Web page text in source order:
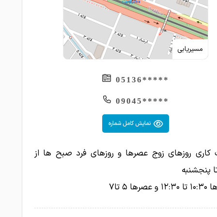
بسیار مهربان و خوشبرخورد و با وجدان هستند .
بیماری توضیح میدهند و پیگیر هستند.
فرزندم عفونت ادراری داشت که الحمدلله خوب
خیلی خوب و باتجربه ، داروی الکی و اضافی به
بهترین طبابت برای فرزندم که مدتها بود با
سلام دکتر خیلی خوبیه ما با اولین ویزیت نتیجه
تشخیص میده
1402-06-06
مسیریابی
*****05136
*****09045
نمایش کامل شماره
کاری روزهای زوج عصرها و روزهای فرد صبح ها از
پنجشنبه
۵ تا۷